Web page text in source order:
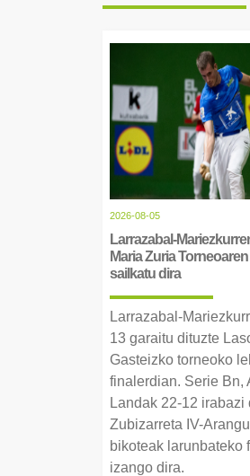
2026-08-05
Larrazabal-
Maria Zuria
sailkatu dira
Larrazabal-
13 garaitu dituzte
Gasteizko torneoko
finalerdian. Serie Bn,
Landak 22-12 irabazi
Zubizarreta IV-
bikoteak larunbateko
izango dira.